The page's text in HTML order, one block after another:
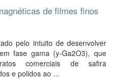
de filmes finos
pelo intuito de desenvolver
fase gama (y-Ga2O3), que
comerciais de safira
e polidos ao ...